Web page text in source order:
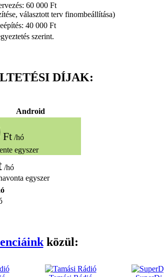
60 000 Ft
választott terv finombeállítása)
40 000 Ft
szerint.
DÍJAK:
Android
Ft /hó
egyszer
/hó
egyszer
közül: